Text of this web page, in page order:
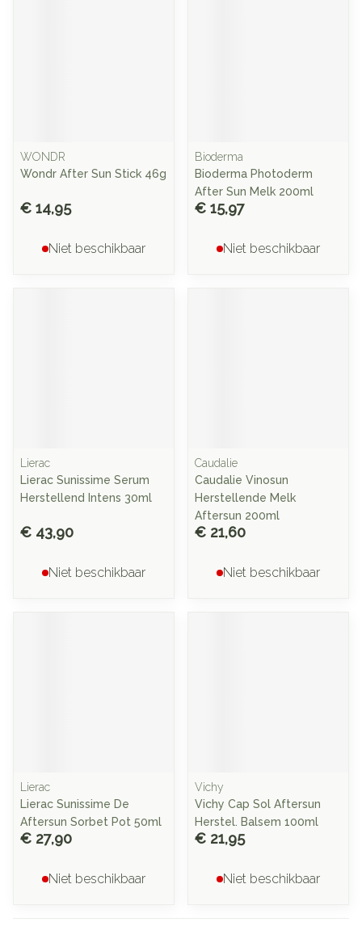
WONDR
Wondr After Sun Stick 46g
€ 14,95
Niet beschikbaar
Bioderma
Bioderma Photoderm
After Sun Melk 200ml
€ 15,97
Niet beschikbaar
Lierac
Lierac Sunissime Serum
Herstellend Intens 30ml
€ 43,90
Niet beschikbaar
Caudalie
Caudalie Vinosun
Herstellende Melk
Aftersun 200ml
€ 21,60
Niet beschikbaar
Lierac
Lierac Sunissime De
Aftersun Sorbet Pot 50ml
€ 27,90
Niet beschikbaar
Vichy
Vichy Cap Sol Aftersun
Herstel. Balsem 100ml
€ 21,95
Niet beschikbaar